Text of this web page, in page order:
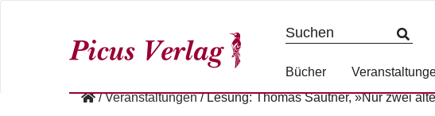
Bücher
/ Veranstaltungen / Lesung: Thomas Sautner, »Nur zwei